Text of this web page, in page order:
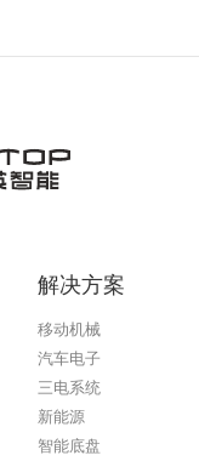
解决方案
移动机械
汽车电子
三电系统
新能源
智能底盘